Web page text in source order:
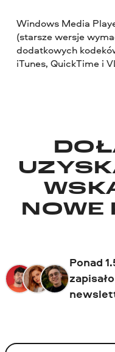
Windows Media
(starsze wersje
dodatkowych
iTunes, QuickTime i
NOWE
Ponad